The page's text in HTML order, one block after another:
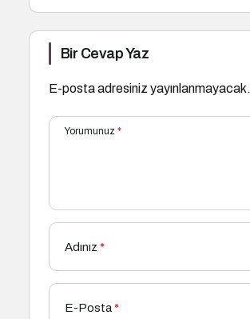
Bir Cevap Yaz
E-posta adresiniz yayınlanmayacak.
Yorumunuz *
Adınız *
E-Posta*